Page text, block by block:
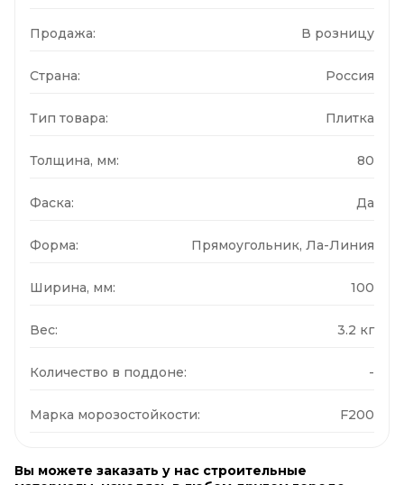
Продажа: В розницу
Страна: Россия
Тип товара: Плитка
Толщина, мм: 80
Фаска: Да
Форма: Прямоугольник, Ла-Линия
Ширина, мм: 100
Вес: 3.2 кг
Количество в поддоне: -
Марка морозостойкости: F200
Вы можете заказать у нас строительные